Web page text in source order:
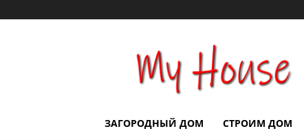
Строим
дом
ЗАГОРОДНЫЙ ДОМ СТРОИМ ДОМ